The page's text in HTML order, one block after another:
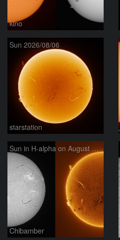
kino
Sun 2026/08/06
starstation
Sun in H-alpha on August 6, 2026
Chibamber